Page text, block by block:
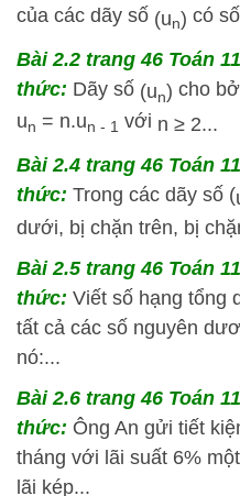
của các dãy số (un) có
Bài 2.2 trang 46 Toán
thức: Dãy số (un) cho
un = n.un - 1 với n ≥ 2...
Bài 2.4 trang 46 Toán
thức: Trong các dãy số (
dưới, bị chặn trên, bị
Bài 2.5 trang 46 Toán
thức: Viết số hạng tổng
tất cả các số nguyên
nó:...
Bài 2.6 trang 46 Toán
thức: Ông An gửi tiết
tháng với lãi suất 6%
lãi kép...